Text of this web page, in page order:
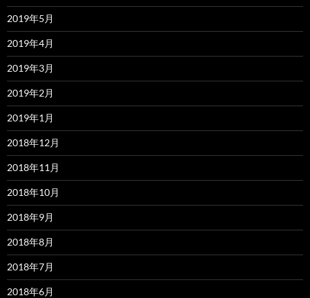
2019年5月
2019年4月
2019年3月
2019年2月
2019年1月
2018年12月
2018年11月
2018年10月
2018年9月
2018年8月
2018年7月
2018年6月